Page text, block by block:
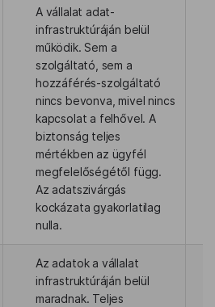
A vállalat adat-
infrastruktúráján belül
működik. Sem a
szolgáltató, sem a
hozzáférés-szolgáltató
nincs bevonva, mivel nincs
kapcsolat a felhővel. A
biztonság teljes
mértékben az ügyfél
megfelelőségétől függ.
Az adatszivárgás
kockázata gyakorlatilag
nulla.
Az adatok a vállalat
infrastruktúráján belül
maradnak. Teljes